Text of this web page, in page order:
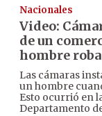
Nacionales
Video:
de un
hombre
Las cámaras
un hombre
Esto ocurrió en
Departamento